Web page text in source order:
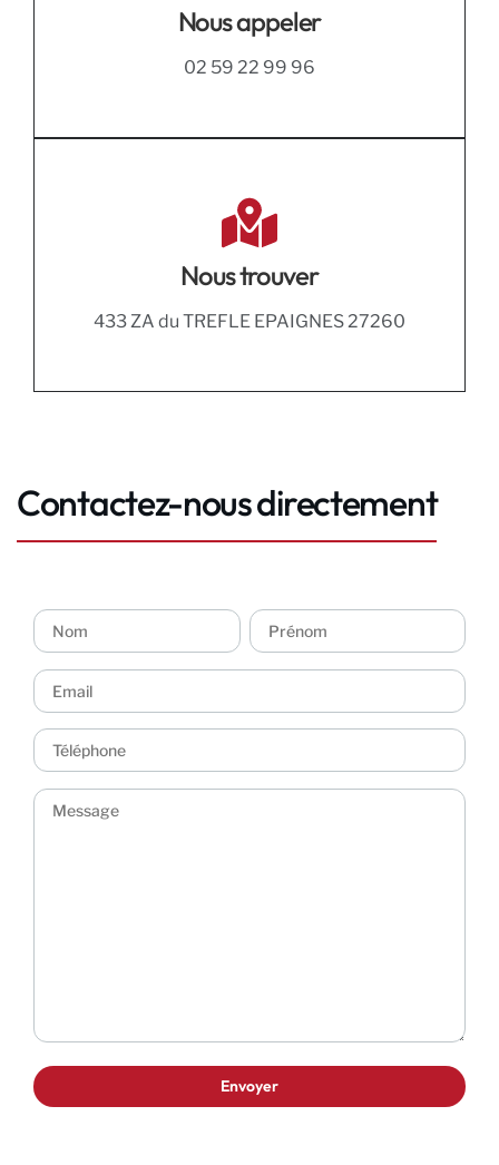
Nous appeler
02 59 22 99 96
Nous trouver
433 ZA du TREFLE EPAIGNES 27260
Contactez-nous directement